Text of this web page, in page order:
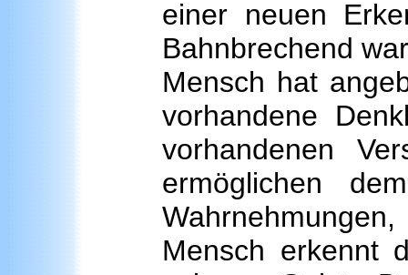
einer neuen
Bahnbrechend
Mensch hat
vorhandene
vorhandenen
ermöglichen
Mensch erkennt